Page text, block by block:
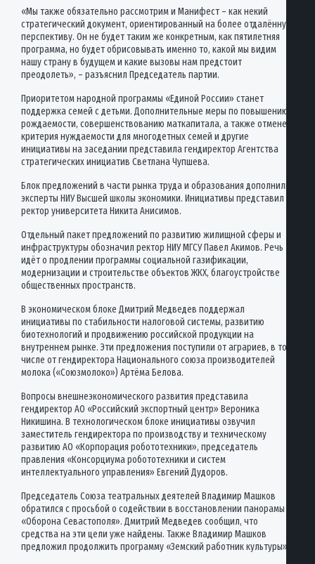
«Мы также обязательно рассмотрим и Манифест – как некий
стратегический документ, ориентированный на более отдалённую
перспективу. Он не будет таким же конкретным, как пятилетняя
программа, но будет обрисовывать именно то, какой мы видим
нашу страну в будущем и какие вызовы нам предстоит
преодолеть», – разъяснил Председатель партии.
Приоритетом народной программы «Единой России» станет
поддержка семей с детьми. Дополнительные меры по повышению
рождаемости, совершенствованию маткапитала, а также отмене
критерия нуждаемости для многодетных семей и другие
инициативы на заседании представила гендиректор Агентства
стратегических инициатив Светлана Чупшева.
Блок предложений в части рынка труда и образования дополнили
эксперты НИУ Высшей школы экономики. Инициативы представил
ректор университета Никита Анисимов.
Отдельный пакет предложений по развитию жилищной сферы и
инфраструктуры обозначил ректор НИУ МГСУ Павел Акимов. Речь
идёт о продлении программы социальной газификации,
модернизации и строительстве объектов ЖКХ, благоустройстве
общественных пространств.
В экономическом блоке Дмитрий Медведев поддержал
инициативы по стабильности налоговой системы, развитию
биотехнологий и продвижению российской продукции на
внутреннем рынке. Эти предложения поступили от аграриев, в том
числе от гендиректора Национального союза производителей
молока («Союзмолоко») Артёма Белова.
Вопросы внешнеэкономического развития представила
гендиректор АО «Российский экспортный центр» Вероника
Никишина. В технологическом блоке инициативы озвучил
заместитель гендиректора по производству и техническому
развитию АО «Корпорация робототехники», председатель
правления «Консорциума робототехники и систем
интеллектуального управления» Евгений Дудоров.
Председатель Союза театральных деятелей Владимир Машков
обратился с просьбой о содействии в восстановлении панорамы
«Оборона Севастополя». Дмитрий Медведев сообщил, что
средства на эти цели уже найдены. Также Владимир Машков
предложил продолжить программу «Земский работник культуры».